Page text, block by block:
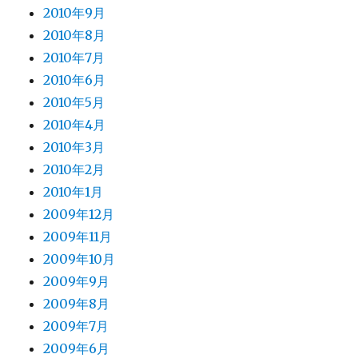
2010年9月
2010年8月
2010年7月
2010年6月
2010年5月
2010年4月
2010年3月
2010年2月
2010年1月
2009年12月
2009年11月
2009年10月
2009年9月
2009年8月
2009年7月
2009年6月